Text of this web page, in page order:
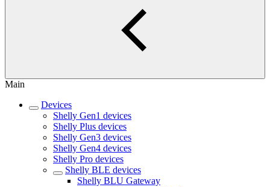
Main
Devices
Shelly Gen1 devices
Shelly Plus devices
Shelly Gen3 devices
Shelly Gen4 devices
Shelly Pro devices
Shelly BLE devices
Shelly BLU Gateway